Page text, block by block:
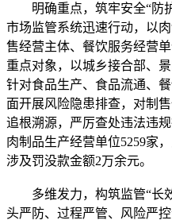
明确重点，筑牢安全“防
市场监管系统迅速行动，以
售经营主体、餐饮服务经营
重点对象，以城乡接合部、
针对食品生产、食品流通、
面开展风险隐患排查，对制
追根溯源，严厉查处违法违
肉制品生产经营单位5259家
涉及罚没款金额2万余元。
多维发力，构筑监管“长效
头严防、过程严管、风险严